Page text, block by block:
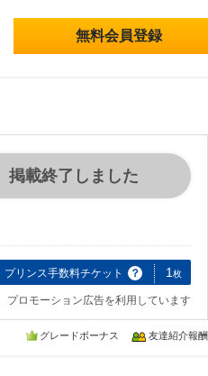
無料会員登録
掲載終了しました
プリンス手数料チケット ？ 1 枚
プロモーション広告を利用しています
グレードボーナス 友達紹介報酬